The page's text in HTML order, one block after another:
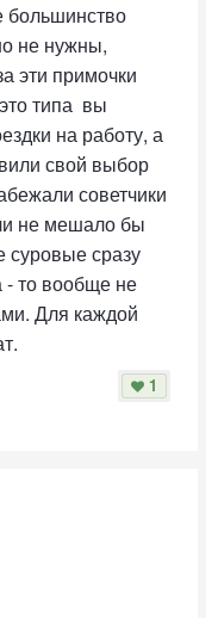
большинство
не нужны,
эти примочки
типа вы
на работу, а
свой выбор
советчики
не мешало бы
суровые сразу
- то вообще не
Для каждой
1